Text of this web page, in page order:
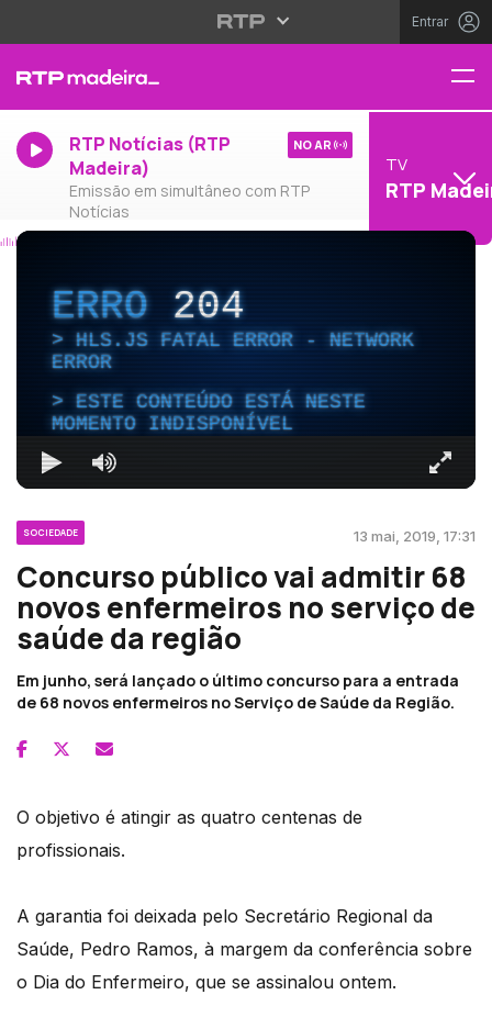
Entrar
RTP Notícias (RTP
Madeira)
Emissão em simultâneo com RTP
Notícias
NO AR
TV
RTP
ERRO204
HLS.JS FATAL ERROR - NETWORK
ERROR
ESTE CONTEÚDO ESTÁ NESTE
MOMENTO INDISPONÍVEL
SOCIEDADE 13 mai, 2019, 17:31
Concurso público vai admitir 68
novos enfermeiros no serviço de
saúde da região
Em junho, será lançado o último concurso para a entrada
de 68 novos enfermeiros no Serviço de Saúde da Região.
O objetivo é atingir as quatro centenas de
profissionais.
A garantia foi deixada pelo Secretário Regional da
Saúde, Pedro Ramos, à margem da conferência sobre
o Dia do Enfermeiro, que se assinalou ontem.